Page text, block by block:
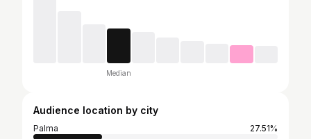
Median
Audience location by city
Palma
27.51%